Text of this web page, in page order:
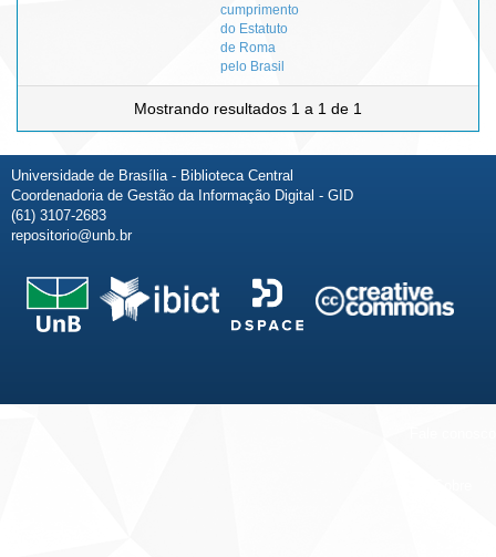
cumprimento
do Estatuto
de Roma
pelo Brasil
Mostrando resultados 1 a 1 de 1
Universidade de Brasília - Biblioteca Central
Coordenadoria de Gestão da Informação Digital - GID
(61) 3107-2683
repositorio@unb.br